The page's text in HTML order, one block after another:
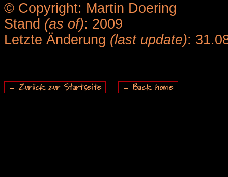
© Copyright: Martin Doering
Stand (as of): 2009
Letzte Änderung (last update):